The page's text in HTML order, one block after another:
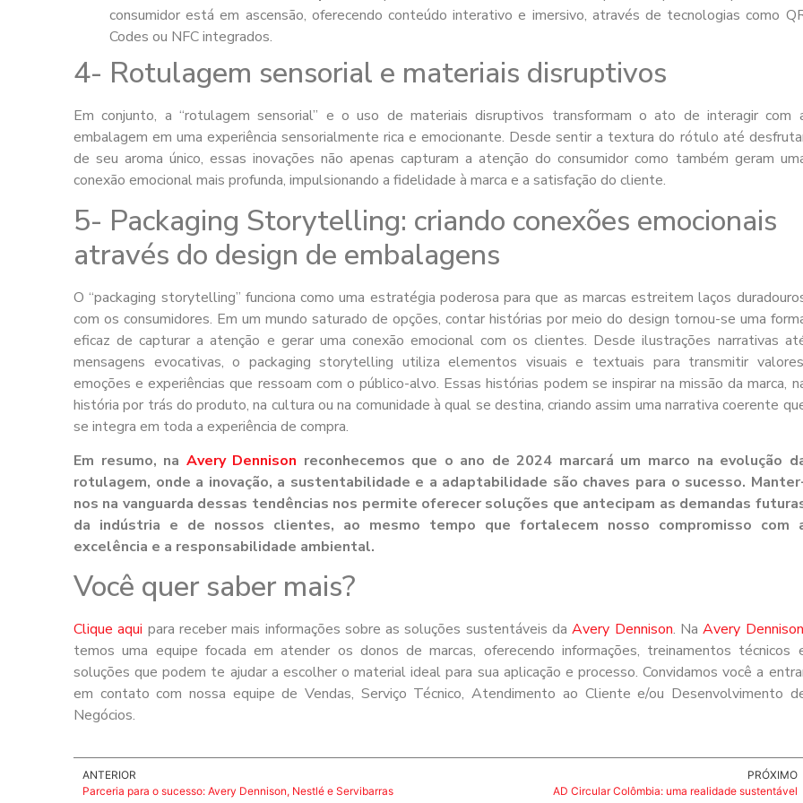
consumidor está em ascensão, oferecendo conteúdo interativo e imersivo, através de tecnologias como
Codes ou NFC integrados.
4- Rotulagem sensorial e materiais disruptivos
Em conjunto, a “rotulagem sensorial” e o uso de materiais disruptivos transformam o ato de interagir com
embalagem em uma experiência sensorialmente rica e emocionante. Desde sentir a textura do rótulo até
de seu aroma único, essas inovações não apenas capturam a atenção do consumidor como também geram
conexão emocional mais profunda, impulsionando a fidelidade à marca e a satisfação do cliente.
5- Packaging Storytelling: criando conexões emocionais
através do design de embalagens
O “packaging storytelling” funciona como uma estratégia poderosa para que as marcas estreitem laços
com os consumidores. Em um mundo saturado de opções, contar histórias por meio do design tornou-se uma
eficaz de capturar a atenção e gerar uma conexão emocional com os clientes. Desde ilustrações narrativas
mensagens evocativas, o packaging storytelling utiliza elementos visuais e textuais para transmitir
emoções e experiências que ressoam com o público-alvo. Essas histórias podem se inspirar na missão da marca,
história por trás do produto, na cultura ou na comunidade à qual se destina, criando assim uma narrativa coerente
se integra em toda a experiência de compra.
Em resumo, na Avery Dennison reconhecemos que o ano de 2024 marcará um marco na evolução
rotulagem, onde a inovação, a sustentabilidade e a adaptabilidade são chaves para o sucesso.
nos na vanguarda dessas tendências nos permite oferecer soluções que antecipam as demandas
da indústria e de nossos clientes, ao mesmo tempo que fortalecem nosso compromisso com
excelência e a responsabilidade ambiental.
Você quer saber mais?
Clique aqui para receber mais informações sobre as soluções sustentáveis daAvery Dennison. NaAvery Dennison
temos uma equipe focada em atender os donos de marcas, oferecendo informações, treinamentos técnicos
soluções que podem te ajudar a escolher o material ideal para sua aplicação e processo. Convidamos você a
em contato com nossa equipe de Vendas, Serviço Técnico, Atendimento ao Cliente e/ou Desenvolvimento
Negócios.
ANTERIOR
Parceria para o sucesso: Avery Dennison, Nestlé e Servibarras
PRÓXIMO
AD Circular Colômbia: uma realidade sustentável